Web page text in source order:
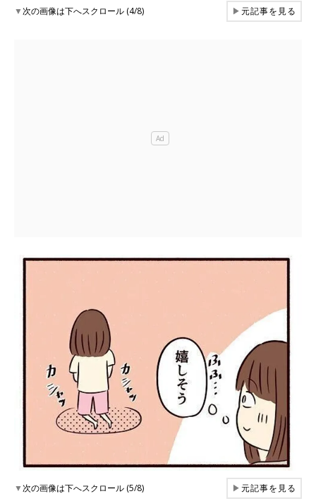
▼次の画像は下へスクロール (4/8) ▶元記事を見る
▼次の画像は下へスクロール (5/8) ▶元記事を見る